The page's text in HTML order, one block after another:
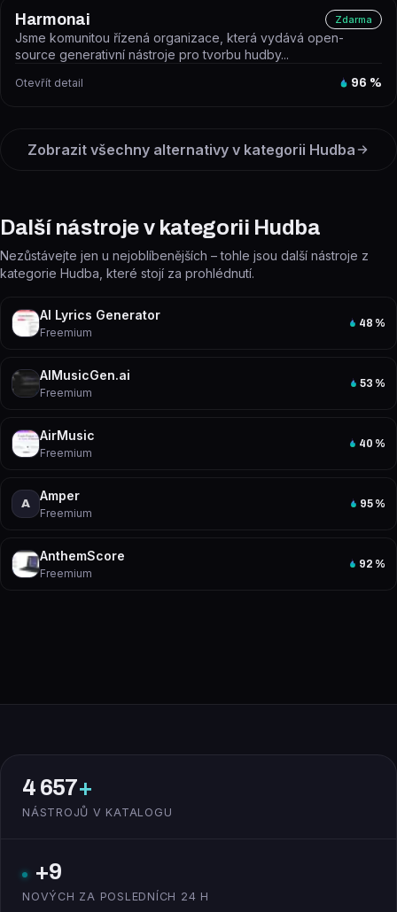
Harmonai Zdarma
Jsme komunitou řízená organizace, která vydává open-
source generativní nástroje pro tvorbu hudby...
Otevřít detail 96 %
Zobrazit všechny alternativy v kategorii Hudba
Další nástroje v kategorii Hudba
Nezůstávejte jen u nejoblíbenějších – tohle jsou další nástroje z
kategorie Hudba, které stojí za prohlédnutí.
AI Lyrics Generator
Freemium
48 %
AIMusicGen.ai
Freemium
53 %
AirMusic
Freemium
40 %
A
Amper
Freemium
95 %
AnthemScore
Freemium
92 %
4 657+
NÁSTROJŮ V KATALOGU
+9
NOVÝCH ZA POSLEDNÍCH 24 H